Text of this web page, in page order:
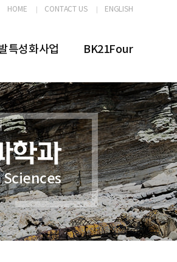
HOME CONTACT US ENGLISH
특성화사업 BK21Four